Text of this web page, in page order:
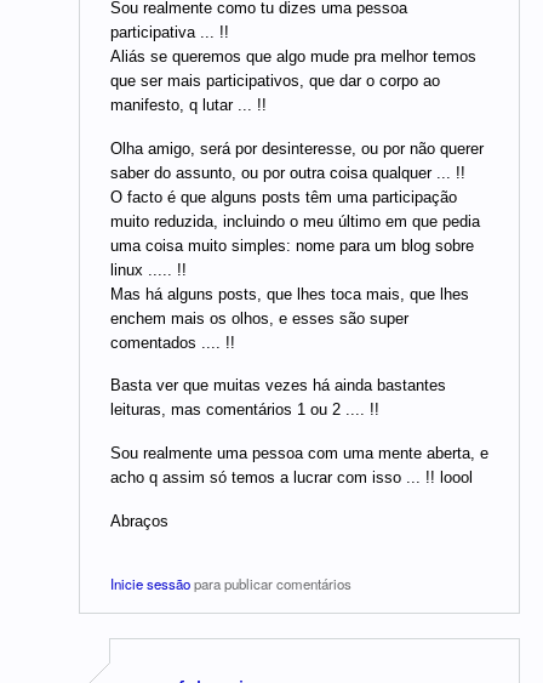
Sou realmente como tu dizes uma pessoa
participativa ... !!
Aliás se queremos que algo mude pra melhor temos
que ser mais participativos, que dar o corpo ao
manifesto, q lutar ... !!
Olha amigo, será por desinteresse, ou por não querer
saber do assunto, ou por outra coisa qualquer ... !!
O facto é que alguns posts têm uma participação
muito reduzida, incluindo o meu último em que pedia
uma coisa muito simples: nome para um blog sobre
linux ..... !!
Mas há alguns posts, que lhes toca mais, que lhes
enchem mais os olhos, e esses são super
comentados .... !!
Basta ver que muitas vezes há ainda bastantes
leituras, mas comentários 1 ou 2 .... !!
Sou realmente uma pessoa com uma mente aberta, e
acho q assim só temos a lucrar com isso ... !! loool
Abraços
Inicie sessãopara publicar comentários